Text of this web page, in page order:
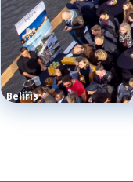
Beliris